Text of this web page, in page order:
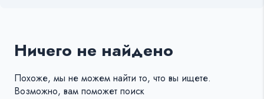
Ничего не найдено
Похоже, мы не можем найти то, что вы ищете.
Возможно, вам поможет поиск